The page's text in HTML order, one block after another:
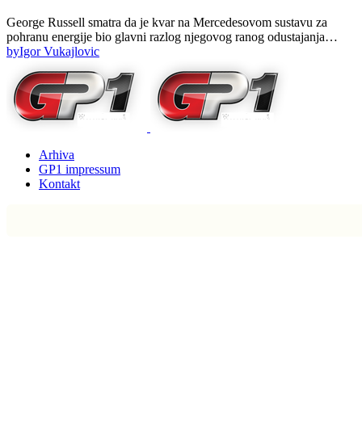
George Russell smatra da je kvar na Mercedesovom sustavu za
pohranu energije bio glavni razlog njegovog ranog odustajanja…
byIgor Vukajlovic
Arhiva
GP1 impressum
Kontakt